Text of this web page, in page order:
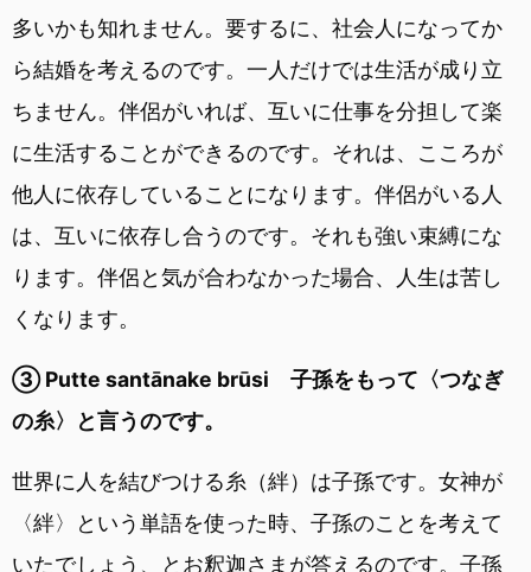
多いかも知れません。要するに、社会人になってか
ら結婚を考えるのです。一人だけでは生活が成り立
ちません。伴侶がいれば、互いに仕事を分担して楽
に生活することができるのです。それは、こころが
他人に依存していることになります。伴侶がいる人
は、互いに依存し合うのです。それも強い束縛にな
ります。伴侶と気が合わなかった場合、人生は苦し
くなります。
③ Putte santānake brūsi 子孫をもって〈つなぎ
の糸〉と言うのです。
世界に人を結びつける糸（絆）は子孫です。女神が
〈絆〉という単語を使った時、子孫のことを考えて
いたでしょう、とお釈迦さまが答えるのです。子孫